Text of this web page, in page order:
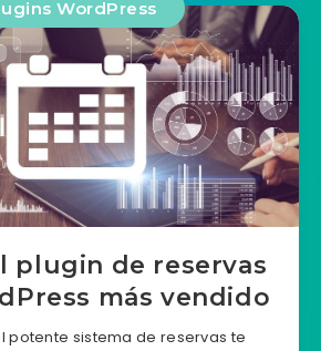
WordPress
plugin de reservas
más vendido
potente sistema de reservas te